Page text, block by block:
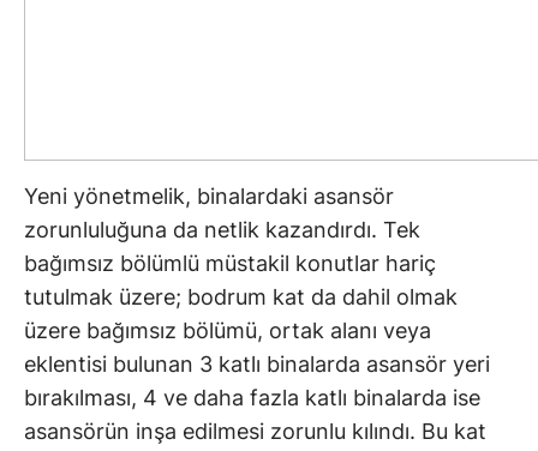
Yeni yönetmelik, binalardaki asansör
zorunluluğuna da netlik kazandırdı. Tek
bağımsız bölümlü müstakil konutlar hariç
tutulmak üzere; bodrum kat da dahil olmak
üzere bağımsız bölümü, ortak alanı veya
eklentisi bulunan 3 katlı binalarda asansör yeri
bırakılması, 4 ve daha fazla katlı binalarda ise
asansörün inşa edilmesi zorunlu kılındı. Bu kat